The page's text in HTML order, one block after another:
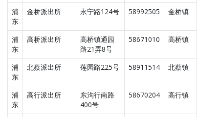
浦
东
金桥派出所 永宁路124号 58992505 金桥镇
浦
东
高桥派出所
高桥镇通园
路21弄8号
58671010 高桥镇
浦
东
北蔡派出所 莲园路225号 58911514 北蔡镇
浦
东
高行派出所
东沟行南路
400号
58670204 高行镇